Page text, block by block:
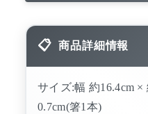
商品詳細情報
サイズ:幅 約16.4cm ×
0.7cm(箸1本)